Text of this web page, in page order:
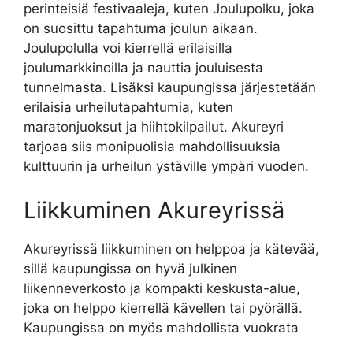
perinteisiä festivaaleja, kuten Joulupolku, joka
on suosittu tapahtuma joulun aikaan.
Joulupolulla voi kierrellä erilaisilla
joulumarkkinoilla ja nauttia jouluisesta
tunnelmasta. Lisäksi kaupungissa järjestetään
erilaisia urheilutapahtumia, kuten
maratonjuoksut ja hiihtokilpailut. Akureyri
tarjoaa siis monipuolisia mahdollisuuksia
kulttuurin ja urheilun ystäville ympäri vuoden.
Liikkuminen Akureyrissä
Akureyrissä liikkuminen on helppoa ja kätevää,
sillä kaupungissa on hyvä julkinen
liikenneverkosto ja kompakti keskusta-alue,
joka on helppo kierrellä kävellen tai pyörällä.
Kaupungissa on myös mahdollista vuokrata